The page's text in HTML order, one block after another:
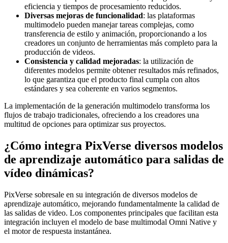
eficiencia y tiempos de procesamiento reducidos.
Diversas mejoras de funcionalidad: las plataformas
multimodelo pueden manejar tareas complejas, como
transferencia de estilo y animación, proporcionando a los
creadores un conjunto de herramientas más completo para la
producción de videos.
Consistencia y calidad mejoradas: la utilización de
diferentes modelos permite obtener resultados más refinados,
lo que garantiza que el producto final cumpla con altos
estándares y sea coherente en varios segmentos.
La implementación de la generación multimodelo transforma los
flujos de trabajo tradicionales, ofreciendo a los creadores una
multitud de opciones para optimizar sus proyectos.
¿Cómo integra PixVerse diversos modelos
de aprendizaje automático para salidas de
vídeo dinámicas?
PixVerse sobresale en su integración de diversos modelos de
aprendizaje automático, mejorando fundamentalmente la calidad de
las salidas de video. Los componentes principales que facilitan esta
integración incluyen el modelo de base multimodal Omni Native y
el motor de respuesta instantánea.